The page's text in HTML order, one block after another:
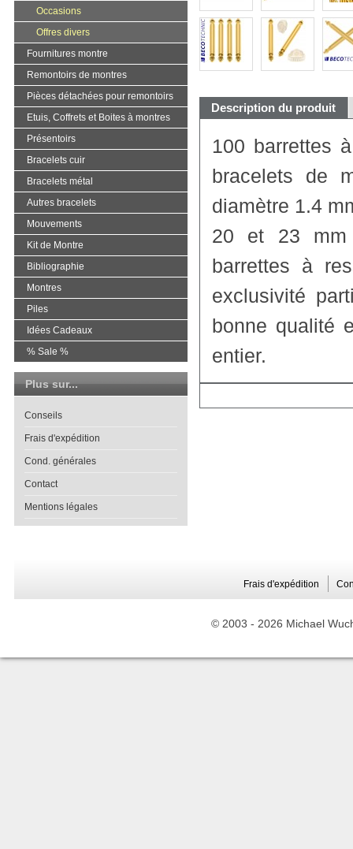
Description du produit
100 barrettes
bracelets de
diamètre 1.4
20 et 23 mm
barrettes à
exclusivité
bonne qualité
entier.
Occasions
Offres divers
Fournitures montre
Remontoirs de montres
Pièces détachées pour remontoirs
Etuis, Coffrets et Boites à montres
Présentoirs
Bracelets cuir
Bracelets métal
Autres bracelets
Mouvements
Kit de Montre
Bibliographie
Montres
Piles
Idées Cadeaux
% Sale %
Plus sur...
Conseils
Frais d'expédition
Cond. générales
Contact
Mentions légales
Frais d'expédition
© 2003 - 2026 Michael